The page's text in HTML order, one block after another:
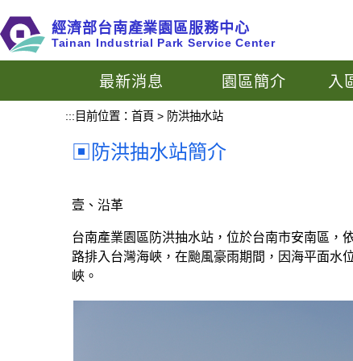
到
主
經濟部台南產業園區服務中心
Tainan Industrial Park Service Center
最新消息 園區簡介 入
::: 目前位置： 首頁 > 防洪抽水站
防洪抽水站簡介
壹、沿革
台南產業園區防洪抽水站，位於台南市安南區，
路排入台灣海峽，在颱風豪雨期間，因海平面水
峽。